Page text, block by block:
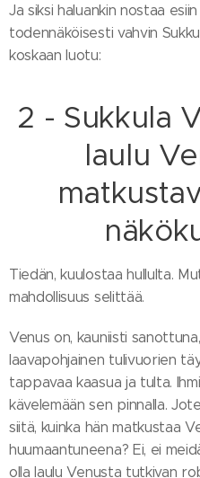
Ja siksi haluankin nostaa
todennäköisesti vahvin
koskaan luotu:
2 - Sukkula
laulu
Tiedän, kuulostaa hullulta.
mahdollisuus selittää.
Venus on, kauniisti
laavapohjainen tulivuorien
tappavaa kaasua ja tulta.
kävelemään sen pinnalla.
siitä, kuinka hän matkustaa
huumaantuneena? Ei, ei
olla laulu Venusta tutkivan